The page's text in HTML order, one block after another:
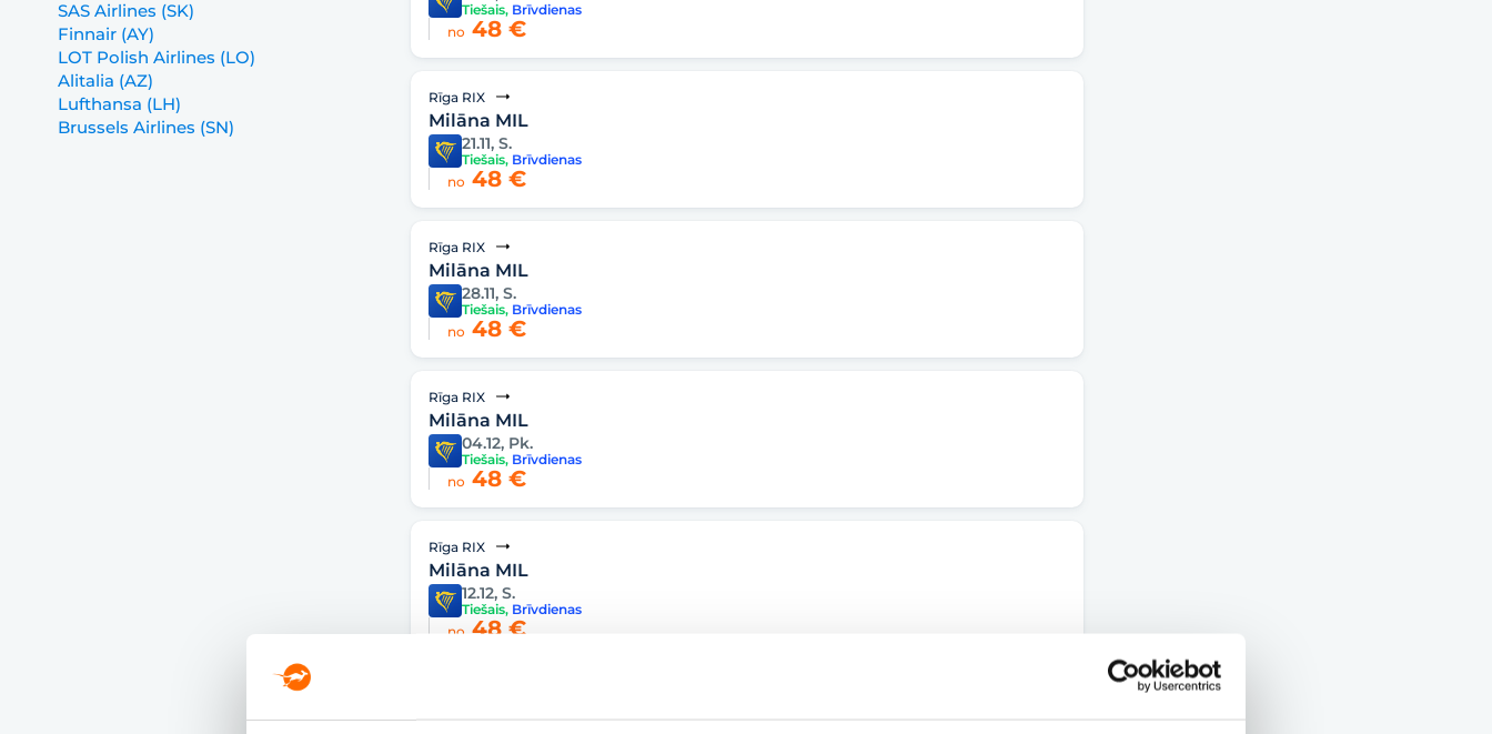
SAS Airlines (SK)
Finnair (AY)
LOT Polish Airlines (LO)
Alitalia (AZ)
Lufthansa (LH)
Brussels Airlines (SN)
Tiešais, Brīvdienas
no 48 €
Rīga RIX
Milāna MIL
21.11, S.
Tiešais, Brīvdienas
no 48 €
Rīga RIX
Milāna MIL
28.11, S.
Tiešais, Brīvdienas
no 48 €
Rīga RIX
Milāna MIL
04.12, Pk.
Tiešais, Brīvdienas
no 48 €
Rīga RIX
Milāna MIL
12.12, S.
Tiešais, Brīvdienas
no 48 €
Milāna MIL